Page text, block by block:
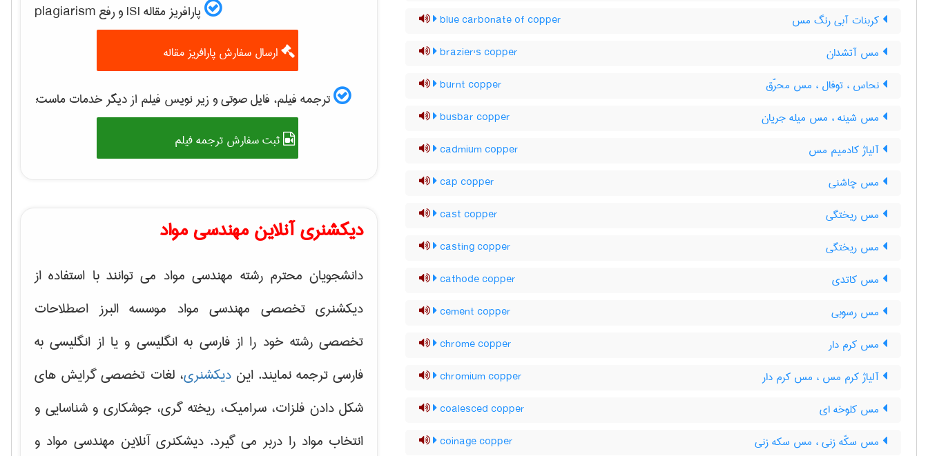
کربنات آبی رنگ مس blue carbonate of copper
مس آتشدان brazier's copper
نحاس ، توفال ، مس محرّق burnt copper
مس شینه ، مس میله جریان busbar copper
آلیاژ کادمیم مس cadmium copper
مس چاشنی cap copper
مس ریختگی cast copper
مس ریختگی casting copper
مس کاتدی cathode copper
مس رسوبی cement copper
مس کرم دار chrome copper
آلیاژ کرم مس ، مس کرم دار chromium copper
مس کلوخه ای coalesced copper
مس سکّه زنی ، مس سکه زنی coinage copper
پارافریز مقاله ISI و رفع plagiarism
ارسال سفارش پارافریز مقاله
ترجمه فیلم، فایل صوتی و زیر نویس فیلم از دیگر خدمات ماست:
ثبت سفارش ترجمه فیلم
دیکشنری آنلاین مهندسی مواد
دانشجویان محترم رشته مهندسی مواد می توانند با استفاده از
دیکشنری تخصصی مهندسی مواد موسسه البرز اصطلاحات
تخصصی رشته خود را از فارسی به انگلیسی و یا از انگلیسی به
فارسی ترجمه نمایند. ایندیکشنری، لغات تخصصی گرایش های
شکل دادن فلزات، سرامیک، ریخته گری، جوشکاری و شناسایی و
انتخاب مواد را دربر می گیرد. دیشکنری آنلاین مهندسی مواد و